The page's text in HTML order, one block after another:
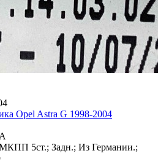
Opel Astra G 1998-2004
5ст.; Задн.; Из Германии.;